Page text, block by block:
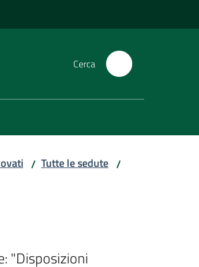
Cerca
/ Tutte le sedute /
"Disposizioni